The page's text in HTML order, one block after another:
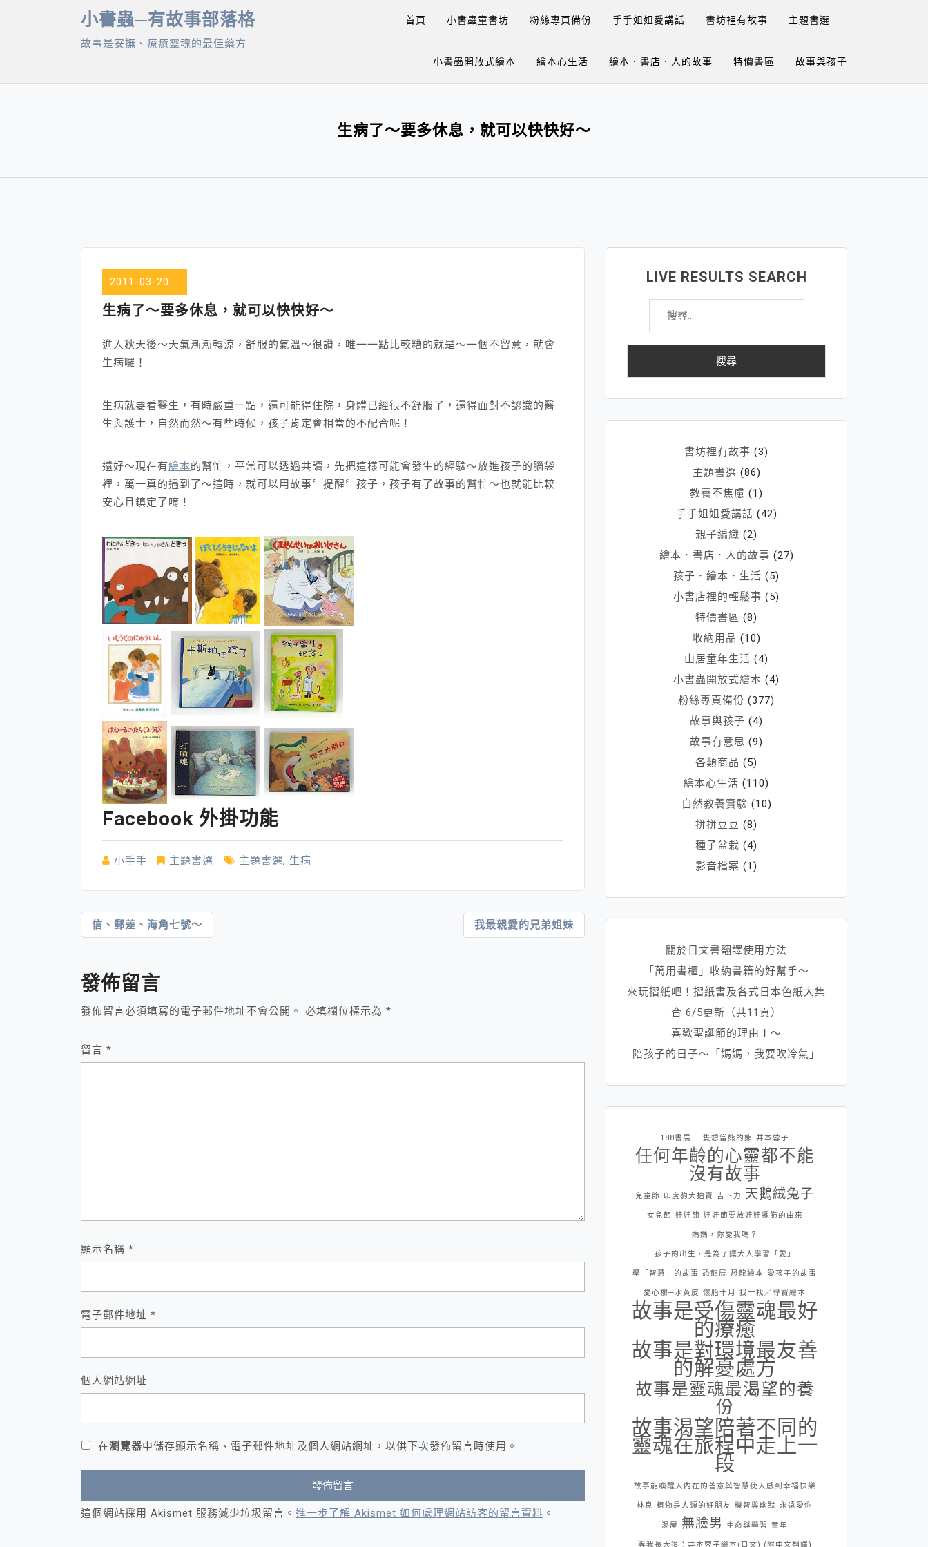
小書蟲─有故事部落格
故事是安撫、療癒靈魂的最佳藥方
首頁 小書蟲童書坊 粉絲專頁備份 手手姐姐愛講話 書坊裡有故事 主題書選
小書蟲開放式繪本 繪本心生活 繪本．書店．人的故事 特價書區 故事與孩子
生病了～要多休息，就可以快快好～
2011-03-20
生病了～要多休息，就可以快快好～
進入秋天後～天氣漸漸轉涼，舒服的氣溫～很讚，唯一一點比較糟的就是～一個不留意，就會
生病囉！
生病就要看醫生，有時嚴重一點，還可能得住院，身體已經很不舒服了，還得面對不認識的醫
生與護士，自然而然～有些時候，孩子肯定會相當的不配合呢！
還好～現在有繪本的幫忙，平常可以透過共讀，先把這樣可能會發生的經驗～放進孩子的腦袋
裡，萬一真的遇到了～這時，就可以用故事〞提醒〞孩子，孩子有了故事的幫忙～也就能比較
安心且鎮定了唷！
Facebook 外掛功能
小手手 主題書選 主題書選, 生病
文
導
覽
信、郵差、海角七號～ 我最親愛的兄弟姐妹
發佈留言
發佈留言必須填寫的電子郵件地址不會公開。 必填欄位標示為 *
留言 *
顯示名稱 *
電子郵件地址 *
個人網站網址
在瀏覽器中儲存顯示名稱、電子郵件地址及個人網站網址，以供下次發佈留言時使用。
這個網站採用 Akismet 服務減少垃圾留言。 進一步了解 Akismet 如何處理網站訪客的留言資料 。
LIVE RESULTS SEARCH
搜
關
書坊裡有故事 (3)
主題書選 (86)
教養不焦慮 (1)
手手姐姐愛講話 (42)
親子編織 (2)
繪本．書店．人的故事 (27)
孩子．繪本．生活 (5)
小書店裡的輕鬆事 (5)
特價書區 (8)
收納用品 (10)
山居童年生活 (4)
小書蟲開放式繪本 (4)
粉絲專頁備份 (377)
故事與孩子 (4)
故事有意思 (9)
各類商品 (5)
繪本心生活 (110)
自然教養實驗 (10)
拼拼豆豆 (8)
種子盆栽 (4)
影音檔案 (1)
關於日文書翻譯使用方法
「萬用書櫃」收納書籍的好幫手～
來玩摺紙吧！摺紙書及各式日本色紙大集
合 6/5更新（共11頁）
喜歡聖誕節的理由Ⅰ～
陪孩子的日子～「媽媽，我要吹冷氣」
188書展 一隻想當熊的熊 井本蓉子
任何年齡的心靈都不能
沒有故事
兒童節 印度豹大拍賣 吉卜力 天鵝絨兔子
女兒節 娃娃節 娃娃節要放娃娃擺飾的由來
媽媽，你愛我嗎？
孩子的出生，是為了讓大人學習「愛」
學「智慧」的故事 恐龍展 恐龍繪本 愛孩子的故事
愛心樹─水黃皮 懷胎十月 找一找／尋寶繪本
故事是受傷靈魂最好
的療癒
故事是對環境最友善
的解憂處方
故事是靈魂最渴望的養
份
故事渴望陪著不同的
靈魂在旅程中走上一
段
故事能喚醒人內在的善意與智慧使人感到幸福快樂
林良 植物是人類的好朋友 機智與幽默 永遠愛你
湯屋 無臉男 生命與學習 童年
等我長大後：井本蓉子繪本(日文) (附中文翻譯)